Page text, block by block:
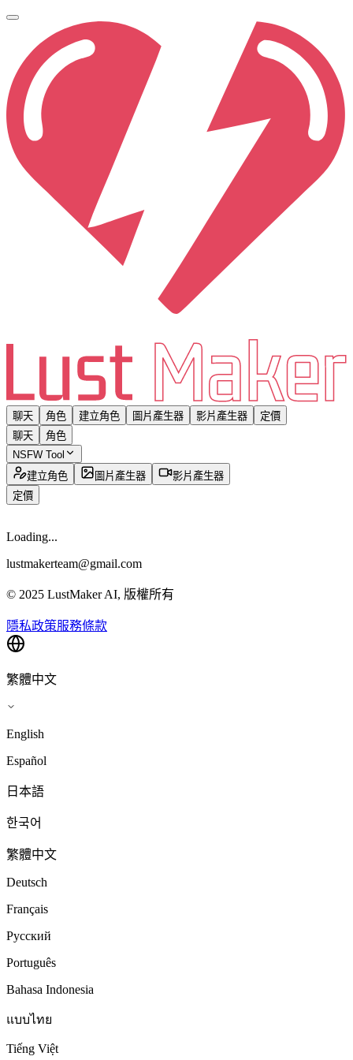
聊天 角色 建立角色 圖片產生器 影片產生器
定價
聊天
角色
NSFW Tool
建立角色
圖片產生器
影片產生器
定價
Loading...
lustmakerteam@gmail.com
© 2025 LustMaker AI, 版權所有
隱私政策服務條款
繁體中文
English
Español
日本語
한국어
繁體中文
Deutsch
Français
Русский
Português
Bahasa Indonesia
แบบไทย
Tiếng Việt